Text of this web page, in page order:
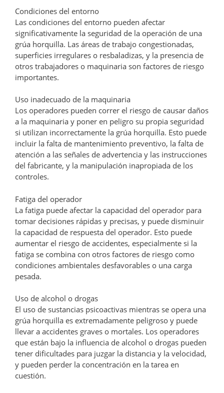
Condiciones del entorno
Las condiciones del entorno pueden afectar
significativamente la seguridad de la operación de una
grúa horquilla. Las áreas de trabajo congestionadas,
superficies irregulares o resbaladizas, y la presencia de
otros trabajadores o maquinaria son factores de riesgo
importantes.
Uso inadecuado de la maquinaria
Los operadores pueden correr el riesgo de causar daños
a la maquinaria y poner en peligro su propia seguridad
si utilizan incorrectamente la grúa horquilla. Esto puede
incluir la falta de mantenimiento preventivo, la falta de
atención a las señales de advertencia y las instrucciones
del fabricante, y la manipulación inapropiada de los
controles.
Fatiga del operador
La fatiga puede afectar la capacidad del operador para
tomar decisiones rápidas y precisas, y puede disminuir
la capacidad de respuesta del operador. Esto puede
aumentar el riesgo de accidentes, especialmente si la
fatiga se combina con otros factores de riesgo como
condiciones ambientales desfavorables o una carga
pesada.
Uso de alcohol o drogas
El uso de sustancias psicoactivas mientras se opera una
grúa horquilla es extremadamente peligroso y puede
llevar a accidentes graves o mortales. Los operadores
que están bajo la influencia de alcohol o drogas pueden
tener dificultades para juzgar la distancia y la velocidad,
y pueden perder la concentración en la tarea en
cuestión.